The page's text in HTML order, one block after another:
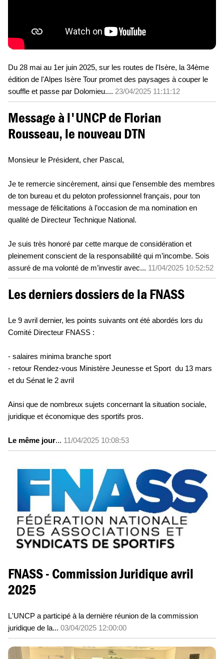
Du 28 mai au 1er juin 2025, sur les routes de l'Isère, la 34ème
édition de l'Alpes Isère Tour promet des paysages à couper le
souffle et passe par Dolomieu.... 23/04/2025 11:11:12
Message à l'UNCP de Florian
Rousseau, le nouveau DTN
Monsieur le Président, cher Pascal,
Je te remercie sincèrement, ainsi que l’ensemble des membres
de ton bureau et du peloton professionnel français, pour ton
message de félicitations à l’occasion de ma nomination en
qualité de Directeur Technique National.
Je suis très honoré par cette marque de considération et
pleinement conscient de la responsabilité qui m’incombe. Sois
assuré de ma volonté de m’investir avec... 11/04/2025 10:52:52
Les derniers dossiers de la FNASS
Le 9 avril dernier, les points suivants ont été abordés lors du
Comité Directeur FNASS :
- salaires minima branche sport
- retour Rendez-vous Ministère Jeunesse et Sport du 13 mars
et du Sénat le 2 avril
Ainsi que de nombreux sujets concernant la situation sociale,
juridique et économique des sportifs pros.
Le même jour... 11/04/2025 10:08:53
FNASS - Commission Juridique avril
2025
L'UNCP a participé à la dernière réunion de la commission
juridique de la... 03/04/2025 12:00:00